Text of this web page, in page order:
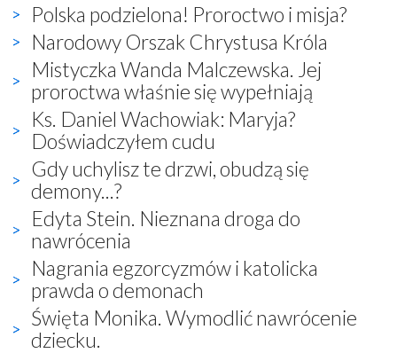
Polska podzielona! Proroctwo i misja?
Narodowy Orszak Chrystusa Króla
Mistyczka Wanda Malczewska. Jej
proroctwa właśnie się wypełniają
Ks. Daniel Wachowiak: Maryja?
Doświadczyłem cudu
Gdy uchylisz te drzwi, obudzą się
demony...?
Edyta Stein. Nieznana droga do
nawrócenia
Nagrania egzorcyzmów i katolicka
prawda o demonach
Święta Monika. Wymodlić nawrócenie
dziecku.